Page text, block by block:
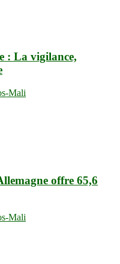
: La vigilance,
Mali
offre 65,6
Mali